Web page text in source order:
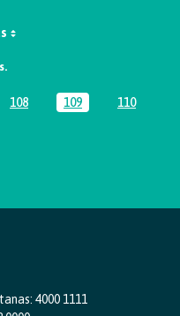
intermediárias Usar ABA
Página
108 Página
109 Página
110
para navegar.
4000 1111